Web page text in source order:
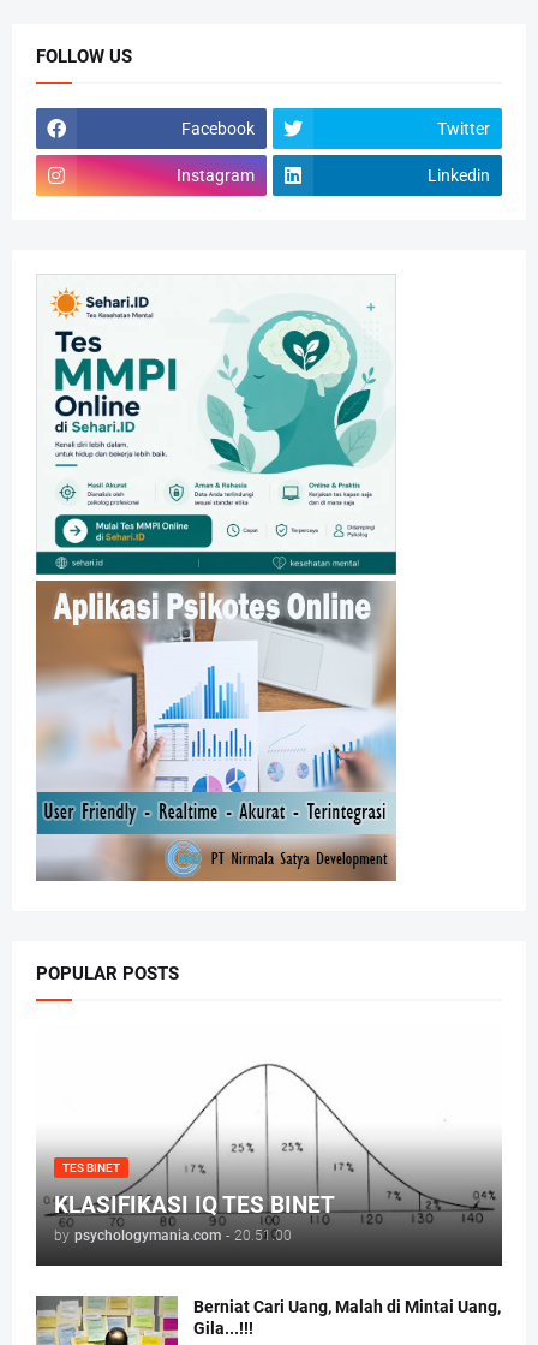
FOLLOW US
Facebook Twitter
Instagram Linkedin
POPULAR POSTS
TES BINET
KLASIFIKASI IQ TES BINET
by psychologymania.com - 20.51.00
Berniat Cari Uang, Malah di Mintai Uang,
Gila...!!!